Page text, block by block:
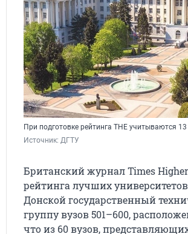
При подготовке рейтинга THE учитываются
Источник: ДГТУ
Британский журнал Times
рейтинга лучших
Донской государственный
группу вузов 501–600,
что из 60 вузов,